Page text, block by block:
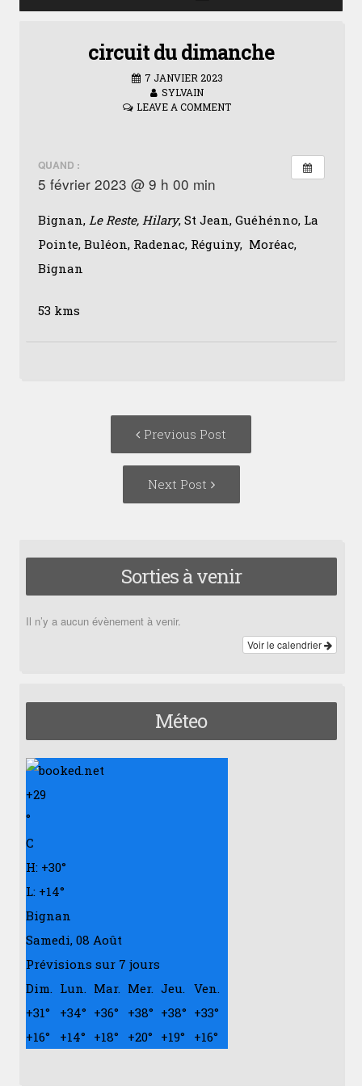
circuit du dimanche
7 JANVIER 2023
SYLVAIN
LEAVE A COMMENT
QUAND :
5 février 2023 @ 9 h 00 min
Bignan, Le Reste, Hilary, St Jean, Guéhénno, La
Pointe, Buléon, Radenac, Réguiny, Moréac,
Bignan
53 kms
Previous Post
Next Post
Post:
Sorties à venir
Il n’y a aucun évènement à venir.
Voir le calendrier
Méteo
+29
°
C
H: +30°
L: +14°
Bignan
Samedi, 08 Août
Prévisions sur 7 jours
Dim. Lun. Mar. Mer. Jeu. Ven.
+31° +34° +36° +38° +38° +33°
+16° +14° +18° +20° +19° +16°